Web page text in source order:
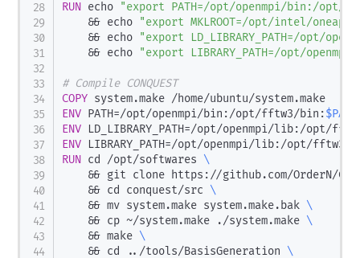
RUN echo "export PATH=/opt/openmpi/bin:/opt/
    && echo
"export MKLROOT=/opt/intel/
    && echo
"export LD_LIBRARY_PATH=/opt/
    && echo
"export LIBRARY_PATH=/opt/
# Compile CONQUEST
COPY system.make /home/ubuntu/system.make
ENV PATH=/opt/openmpi/bin:/opt/fftw3/bin:$PATH
ENV LD_LIBRARY_PATH=/opt/openmpi/lib:/opt/
ENV LIBRARY_PATH=/opt/openmpi/lib:/opt/
RUN cd /opt/softwares \
&& git clone https://github.com/OrderN/
    && cd conquest/src
\
    && mv system.make system.make.bak
\
    && cp ~/system.make ./system.make
\
    && make
\
    && cd ../tools/BasisGeneration
\